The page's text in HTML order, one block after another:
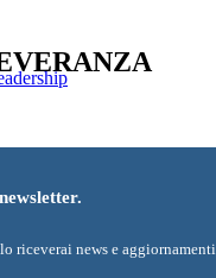
di lavoro
riceverai news e